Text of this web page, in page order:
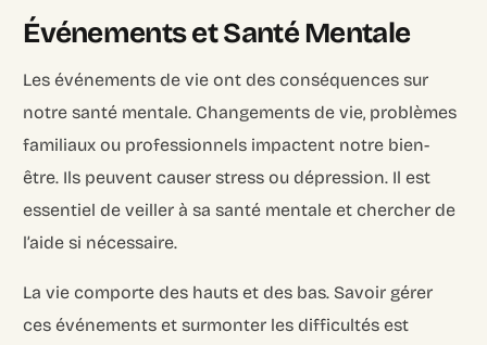
Événements et Santé Mentale
Les événements de vie ont des conséquences sur
notre santé mentale. Changements de vie, problèmes
familiaux ou professionnels impactent notre bien-
être. Ils peuvent causer stress ou dépression. Il est
essentiel de veiller à sa santé mentale et chercher de
l’aide si nécessaire.
La vie comporte des hauts et des bas. Savoir gérer
ces événements et surmonter les difficultés est